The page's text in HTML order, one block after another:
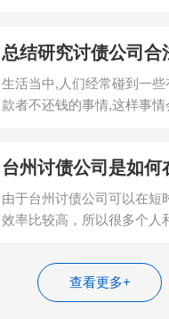
生活当中,人们经常碰到一
款者不还钱的事情,这样事
由于台州讨债公司可以在短
效率比较高，所以很多个人
查看更多+